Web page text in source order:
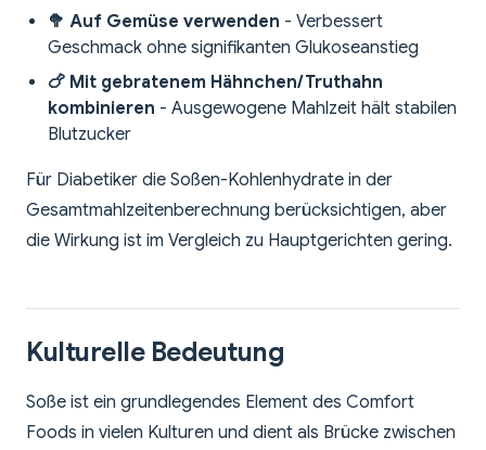
🥦 Auf Gemüse verwenden - Verbessert
Geschmack ohne signifikanten Glukoseanstieg
🍗 Mit gebratenem Hähnchen/Truthahn
kombinieren - Ausgewogene Mahlzeit hält stabilen
Blutzucker
Für Diabetiker die Soßen-Kohlenhydrate in der
Gesamtmahlzeitenberechnung berücksichtigen, aber
die Wirkung ist im Vergleich zu Hauptgerichten gering.
Kulturelle Bedeutung
Soße ist ein grundlegendes Element des Comfort
Foods in vielen Kulturen und dient als Brücke zwischen